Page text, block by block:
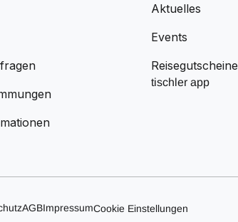
Aktuelles
Events
Reisegutscheine
tischler app
AGBImpressumCookie Einstellungen